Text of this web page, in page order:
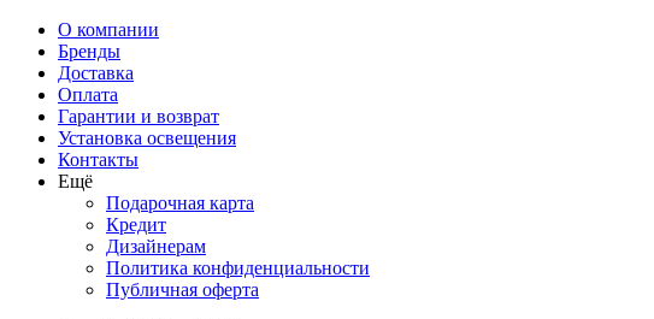
О компании
Бренды
Доставка
Оплата
Гарантии и возврат
Установка освещения
Контакты
Ещё
Подарочная карта
Кредит
Дизайнерам
Политика конфиденциальности
Публичная оферта